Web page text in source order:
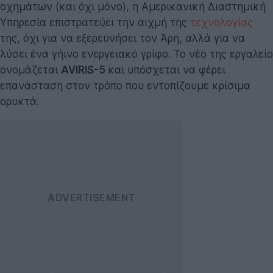
οχημάτων (και όχι μόνο), η Αμερικανική Διαστημική
Υπηρεσία επιστρατεύει την αιχμή της τεχνολογίας
της, όχι για να εξερευνήσει τον Άρη, αλλά για να
λύσει ένα γήινο ενεργειακό γρίφο. Το νέο της εργαλείο
ονομάζεται AVIRIS-5 και υπόσχεται να φέρει
επανάσταση στον τρόπο που εντοπίζουμε κρίσιμα
ορυκτά.